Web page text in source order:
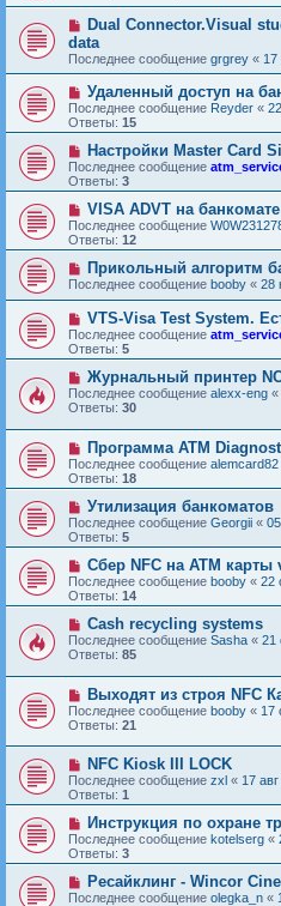
Dual Connector.Visual
data
Последнее сообщение grgrey « 17
Удаленный доступ на
Последнее сообщение Reyder «
Ответы: 15
Настройки Master Card
Последнее сообщение
Ответы: 3
VISA ADVT на банкомате
Последнее сообщение
Ответы: 12
Прикольный алгоритм
Последнее сообщение booby « 28
VTS-Visa Test System.
Последнее сообщение
Ответы: 5
Журнальный принтер
Последнее сообщение alexx-eng «
Ответы: 30
Программа ATM
Последнее сообщение alemcard82
Ответы: 18
Утилизация банкоматов
Последнее сообщение Georgii «
Ответы: 5
Сбер NFC на ATM карты
Последнее сообщение booby « 22
Ответы: 14
Cash recycling systems
Последнее сообщение Sasha « 21
Ответы: 85
Выходят из строя NFC
Последнее сообщение booby « 17
Ответы: 21
NFC Kiosk III LOCK
Последнее сообщение zxl « 17
Ответы: 1
Инструкция по охране
Последнее сообщение kotelserg «
Ответы: 3
Ресайклинг - Wincor
Последнее сообщение olegka_n «